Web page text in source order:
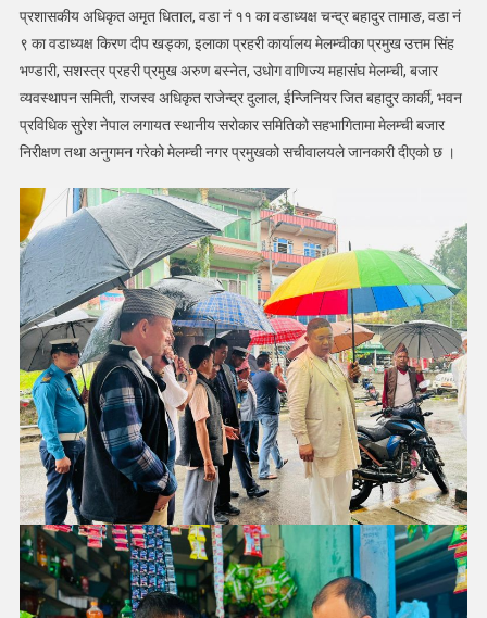
प्रशासकीय अधिकृत अमृत धिताल, वडा नं ११ का वडाध्यक्ष चन्द्र बहादुर तामाङ, वडा नं
९ का वडाध्यक्ष किरण दीप खड्का, इलाका प्रहरी कार्यालय मेलम्चीका प्रमुख उत्तम सिंह
भण्डारी, सशस्त्र प्रहरी प्रमुख अरुण बस्नेत, उधोग वाणिज्य महासंघ मेलम्ची, बजार
व्यवस्थापन समिती, राजस्व अधिकृत राजेन्द्र दुलाल, ईन्जिनियर जित बहादुर कार्की, भवन
प्रविधिक सुरेश नेपाल लगायत स्थानीय सरोकार समितिको सहभागितामा मेलम्ची बजार
निरीक्षण तथा अनुगमन गरेको मेलम्ची नगर प्रमुखको सचीवालयले जानकारी दीएको छ ।